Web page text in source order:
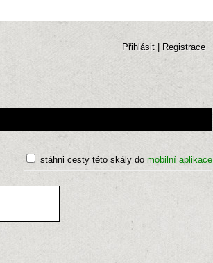
Přihlásit Registrace
stáhni cesty této skály do mobilní aplikace